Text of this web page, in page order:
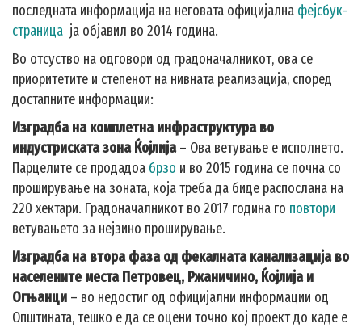
последната информација на неговата официјална фејсбук-
страница ја објавил во 2014 година.
Во отсуство на одговори од градоначалникот, ова се
приоритетите и степенот на нивната реализација, според
достапните информации:
Изградба на комплетна инфраструктура во
индустриската зона Ќојлија– Ова ветување е исполнето.
Парцелите се продадоа брзо и во 2015 година се почна со
проширување на зоната, која треба да биде распослана на
220 хектари. Градоначалникот во 2017 година го повтори
ветувањето за нејзино проширување.
Изградба на втора фаза од фекалната канализација во
населените места Петровец, Ржаничино, Ќојлија и
Огњанци – во недостиг од официјални информации од
Општината, тешко е да се оцени точно кој проект до каде е